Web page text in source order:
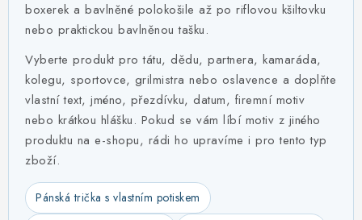
TRIČKA
MIKINY
OKAMŽITĚ K ODBĚRU
B2B
MÁM SRDCE POMÁHÁM
boxerek a bavlněné polokošile až po riflovou kšiltovku
nebo praktickou bavlněnou tašku.
Vyberte produkt pro tátu, dědu, partnera, kamaráda,
kolegu, sportovce, grilmistra nebo oslavence a doplňte
vlastní text, jméno, přezdívku, datum, firemní motiv
nebo krátkou hlášku. Pokud se vám líbí motiv z jiného
produktu na e-shopu, rádi ho upravíme i pro tento typ
zboží.
Pánská trička s vlastním potiskem